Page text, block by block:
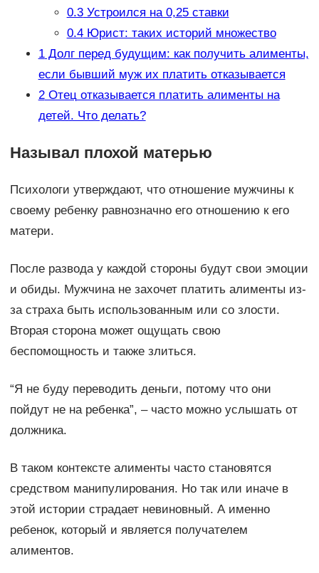
0.3Устроился на 0,25 ставки
0.4Юрист: таких историй множество
1Долг перед будущим: как получить алименты,
если бывший муж их платить отказывается
2Отец отказывается платить алименты на
детей. Что делать?
Называл плохой матерью
Психологи утверждают, что отношение мужчины к
своему ребенку равнозначно его отношению к его
матери.
После развода у каждой стороны будут свои эмоции
и обиды. Мужчина не захочет платить алименты из-
за страха быть использованным или со злости.
Вторая сторона может ощущать свою
беспомощность и также злиться.
“Я не буду переводить деньги, потому что они
пойдут не на ребенка”, – часто можно услышать от
должника.
В таком контексте алименты часто становятся
средством манипулирования. Но так или иначе в
этой истории страдает невиновный. А именно
ребенок, который и является получателем
алиментов.